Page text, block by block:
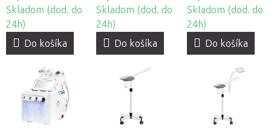
Skladom (dod. do
24h)
Do košíka
Skladom (dod. do
24h)
Do košíka
Skladom (dod. do
24h)
Do košíka